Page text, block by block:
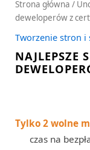
Strona główna /
deweloperów z
Tworzenie stron i
NAJLEPSZE
Tylko 2 wolne
czas na